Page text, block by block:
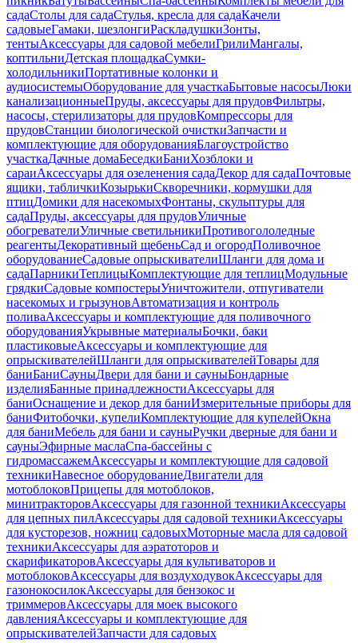
садаСтолы для садаСтулья, кресла для садаКачели
садовыеГамаки, шезлонгиРаскладушкиЗонты,
тентыАксессуары для садовой мебелиГрилиМангалы,
коптильниДетская площадкаСумки-
холодильникиПортативные колонки и
аудиосистемыОборудование для участкаБытовые насосыЛюки
канализационныеПруды, аксессуары для прудовФильтры,
насосы, стерилизаторы для прудовКомпрессоры для
прудовСтанции биологической очисткиЗапчасти и
комплектующие для оборудованияБлагоустройство
участкаДачные домаБеседкиБаниХозблоки и
сараиАксессуары для озеленения садаДекор для садаПочтовые
ящики, табличкиКозырькиСкворечники, кормушки для
птицДомики для насекомыхФонтаны, скульптуры для
садаПруды, аксессуары для прудовУличные
обогревателиУличные светильникиПротивогололедные
реагентыДекоративный щебеньСад и огородПоливочное
оборудованиеСадовые опрыскивателиШланги для дома и
садаПарникиТеплицыКомплектующие для теплицМодульные
грядкиСадовые компостерыУничтожители, отпугиватели
насекомых и грызуновАвтоматизация и контроль
поливаАксессуары и комплектующие для поливочного
оборудованияУкрывные материалыБочки, баки
пластиковыеАксессуары и комплектующие для
опрыскивателейШланги для опрыскивателейТовары для
баниБаниСауныДвери для бани и сауныБондарные
изделияБанные принадлежностиАксессуары для
баниОснащение и декор для баниИзмерительные приборы для
баниФитобочки, купелиКомплектующие для купелейОкна
для баниМебель для бани и сауныРучки дверные для бани и
сауныЭфирные маслаСпа-бассейны с
гидромассажемАксессуары и комплектующие для садовой
техникиНавесное оборудованиеДвигатели для
мотоблоковПрицепы для мотоблоков,
минитракторовАксессуары для газонной техникиАксессуары
для цепных пилАксессуары для садовой техникиАксессуары
для кусторезов, ножниц садовыхМоторные масла для садовой
техникиАксессуары для аэратоторов и
скарификаторовАксессуары для культиваторов и
мотоблоковАксессуары для воздуходувокАксессуары для
газонокосилокАксессуары для бензокос и
триммеровАксессуары для моек высокого
давленияАксессуары и комплектующие для
опрыскивателейЗапчасти для садовых